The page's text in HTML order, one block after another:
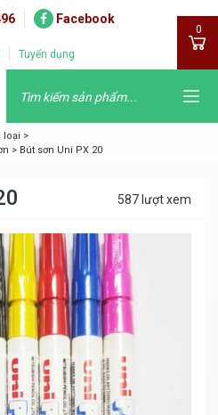
Facebook
Tuyển dụng
0
loại >
> Bút sơn Uni PX 20
587 lượt xem